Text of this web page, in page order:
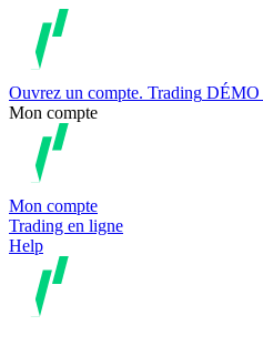
Ouvrez un compte. Trading DÉMO
Mon compte
Mon compte
Trading en ligne
Help